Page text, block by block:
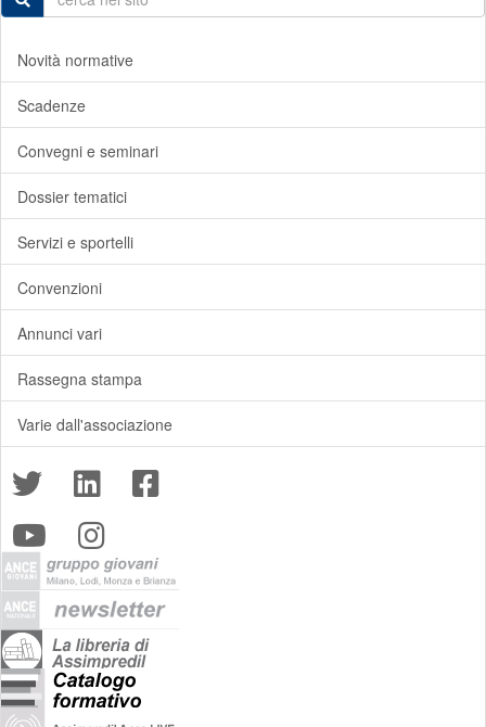
Novità normative
Scadenze
Convegni e seminari
Dossier tematici
Servizi e sportelli
Convenzioni
Annunci vari
Rassegna stampa
Varie dall'associazione